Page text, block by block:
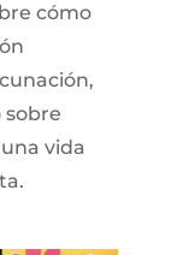
cómo
sobre
vida